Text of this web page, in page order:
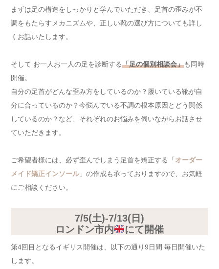
まずは足の構造をしっかりと学んでいただき、足首の歪みが不
調をもたらすメカニズムや、正しい靴の選び方についても詳し
くお話いたします。
そして お一人お一人の足を診断する「足の個別相談会」も同時
開催。
自分の足首がどんな歪み方をしているのか？履いている靴が自
分に合っているのか？今悩んでいる不調の根本原因とどう関係
しているのか？など、それぞれのお悩みを伺いながらお話させ
ていただきます。
ご希望者様には、必ず歪んでしまう足首を矯正する「 オーダー
メイド矯正インソール」の作成も承っておりますので、お気軽
にご相談ください。
7/5(土)-7/13(日)
ロンドン市内
にて開催
第4回目となるイギリス開催は、以下の通り9日間 毎日開催いた
します。